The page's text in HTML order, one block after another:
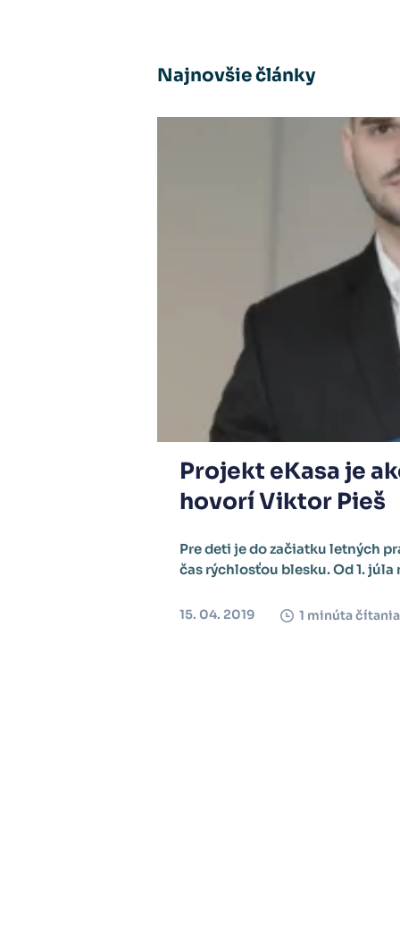
Najnovšie články
Projekt eKasa je
hovorí Viktor Pieš
Pre deti je do začiatku letných
čas rýchlosťou blesku. Od 1. júla
15. 04. 2019 1 minúta čítania